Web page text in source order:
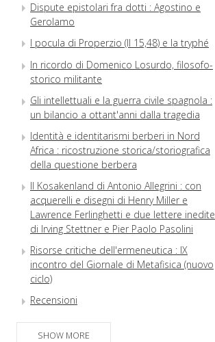
Dispute epistolari fra dotti : Agostino e
Gerolamo
I pocula di Properzio (II 15,48) e la tryphé
In ricordo di Domenico Losurdo, filosofo-
storico militante
Gli intellettuali e la guerra civile spagnola :
un bilancio a ottant'anni dalla tragedia
Identità e identitarismi berberi in Nord
Africa : ricostruzione storica/storiografica
della questione berbera
Il Kosakenland di Antonio Allegrini : con
acquerelli e disegni di Henry Miller e
Lawrence Ferlinghetti e due lettere inedite
di Irving Stettner e Pier Paolo Pasolini
Risorse critiche dell'ermeneutica : IX
incontro del Giornale di Metafisica (nuovo
ciclo)
Recensioni
Libri ricevuti
SHOW MORE